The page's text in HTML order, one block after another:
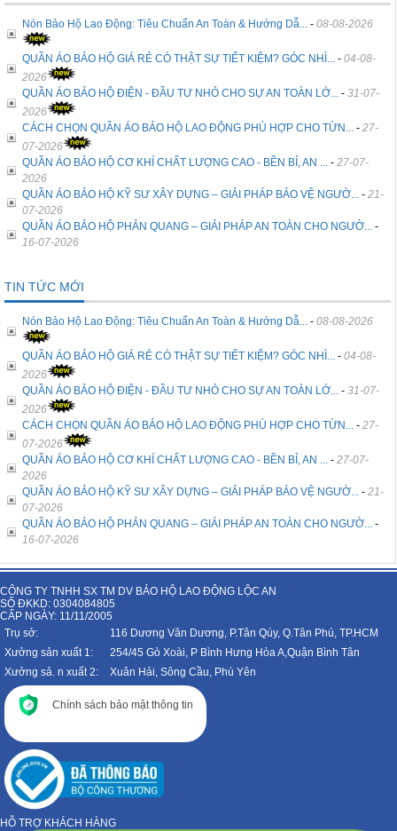
Nón Bảo Hộ Lao Động: Tiêu Chuẩn An Toàn & Hướng Dẫ... - 08-08-2026
QUẦN ÁO BẢO HỘ GIÁ RẺ CÓ THẬT SỰ TIẾT KIỆM? GÓC NHÌ... - 04-08-
2026
QUẦN ÁO BẢO HỘ ĐIỆN - ĐẦU TƯ NHỎ CHO SỰ AN TOÀN LỚ... - 31-07-
2026
CÁCH CHỌN QUẦN ÁO BẢO HỘ LAO ĐỘNG PHÙ HỢP CHO TỪN... - 27-
07-2026
QUẦN ÁO BẢO HỘ CƠ KHÍ CHẤT LƯỢNG CAO - BỀN BỈ, AN ... - 27-07-
2026
QUẦN ÁO BẢO HỘ KỸ SƯ XÂY DỰNG – GIẢI PHÁP BẢO VỆ NGƯỜ... - 21-
07-2026
QUẦN ÁO BẢO HỘ PHẢN QUANG – GIẢI PHÁP AN TOÀN CHO NGƯỜ... -
16-07-2026
TIN TỨC MỚI
Nón Bảo Hộ Lao Động: Tiêu Chuẩn An Toàn & Hướng Dẫ... - 08-08-2026
QUẦN ÁO BẢO HỘ GIÁ RẺ CÓ THẬT SỰ TIẾT KIỆM? GÓC NHÌ... - 04-08-
2026
QUẦN ÁO BẢO HỘ ĐIỆN - ĐẦU TƯ NHỎ CHO SỰ AN TOÀN LỚ... - 31-07-
2026
CÁCH CHỌN QUẦN ÁO BẢO HỘ LAO ĐỘNG PHÙ HỢP CHO TỪN... - 27-
07-2026
QUẦN ÁO BẢO HỘ CƠ KHÍ CHẤT LƯỢNG CAO - BỀN BỈ, AN ... - 27-07-
2026
QUẦN ÁO BẢO HỘ KỸ SƯ XÂY DỰNG – GIẢI PHÁP BẢO VỆ NGƯỜ... - 21-
07-2026
QUẦN ÁO BẢO HỘ PHẢN QUANG – GIẢI PHÁP AN TOÀN CHO NGƯỜ... -
16-07-2026
CÔNG TY TNHH SX TM DV BẢO HỘ LAO ĐỘNG LỘC AN
SỐ ĐKKD: 0304084805
CẤP NGÀY: 11/11/2005
Trụ sở:
116 Dương Văn Dương, P.Tân Qúy, Q.Tân Phú, TP.HCM
Xưởng sản xuất 1:
254/45 Gò Xoài, P Bình Hưng Hòa A,Quận Bình Tân
Xưởng sả. n xuất 2:
Xuân Hải, Sông Cầu, Phú Yên
Chính sách bảo mật thông tin
HỖ TRỢ KHÁCH HÀNG